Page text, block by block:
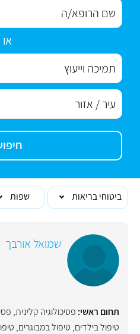
או
ביטוחי בריאות שפות
שמואל אורבך
תחום ראשי: פסיכולוגיה קלינית,
טיפול בילדים, טיפול במבוגרים,